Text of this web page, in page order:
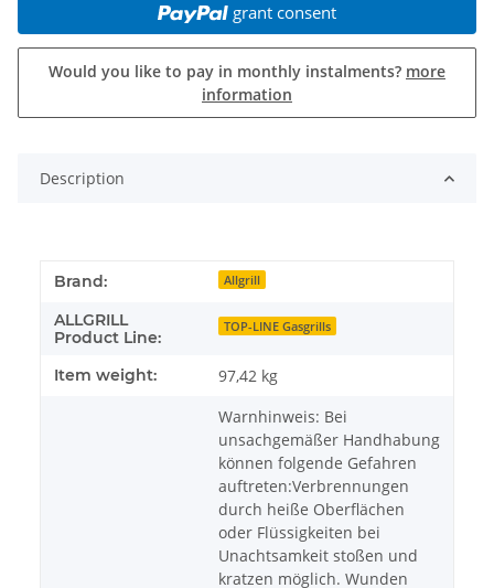
grant consent
Would you like to pay in monthly instalments? more
information
Description
Brand: Allgrill
ALLGRILL
Product Line:
TOP-LINE Gasgrills
Item weight: 97,42 kg
Warnhinweis: Bei
unsachgemäßer Handhabung
können folgende Gefahren
auftreten:Verbrennungen
durch heiße Oberflächen
oder Flüssigkeiten bei
Unachtsamkeit stoßen und
kratzen möglich. Wunden